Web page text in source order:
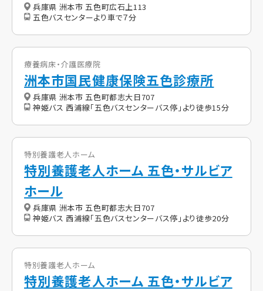
兵庫県 洲本市 五色町広石上113
五色バスセンターより車で７分
療養病床・介護医療院
洲本市国民健康保険五色診療所
兵庫県 洲本市 五色町都志大日707
神姫バス 西浦線「五色バスセンターバス停」より徒歩15分
特別養護老人ホーム
特別養護老人ホーム 五色・サルビア
ホール
兵庫県 洲本市 五色町都志大日707
神姫バス 西浦線「五色バスセンターバス停」より徒歩20分
特別養護老人ホーム
特別養護老人ホーム 五色・サルビア